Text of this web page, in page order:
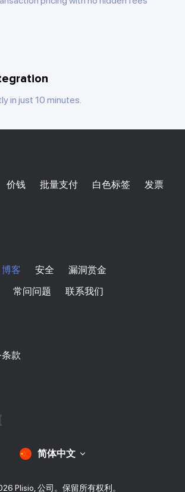
in just 10 minutes.
价钱 批量支付 白色标签
发票
博客 安全
漏洞赏金
常问问题 联系我们
款
简体中文
Plisio, 公司。保留所有权利。